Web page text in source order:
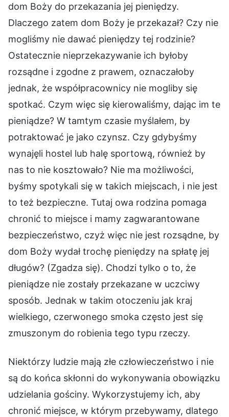
dom Boży do przekazania jej pieniędzy.
Dlaczego zatem dom Boży je przekazał? Czy nie
mogliśmy nie dawać pieniędzy tej rodzinie?
Ostatecznie nieprzekazywanie ich byłoby
rozsądne i zgodne z prawem, oznaczałoby
jednak, że współpracownicy nie mogliby się
spotkać. Czym więc się kierowaliśmy, dając im te
pieniądze? W tamtym czasie myślałem, by
potraktować je jako czynsz. Czy gdybyśmy
wynajęli hostel lub halę sportową, również by
nas to nie kosztowało? Nie ma możliwości,
byśmy spotykali się w takich miejscach, i nie jest
to też bezpieczne. Tutaj owa rodzina pomaga
chronić to miejsce i mamy zagwarantowane
bezpieczeństwo, czyż więc nie jest rozsądne, by
dom Boży wydał trochę pieniędzy na spłatę jej
długów? (Zgadza się). Chodzi tylko o to, że
pieniądze nie zostały przekazane w uczciwy
sposób. Jednak w takim otoczeniu jak kraj
wielkiego, czerwonego smoka często jest się
zmuszonym do robienia tego typu rzeczy.
Niektórzy ludzie mają złe człowieczeństwo i nie
są do końca skłonni do wykonywania obowiązku
udzielania gościny. Wykorzystujemy ich, aby
chronić miejsce, w którym przebywamy, dlatego